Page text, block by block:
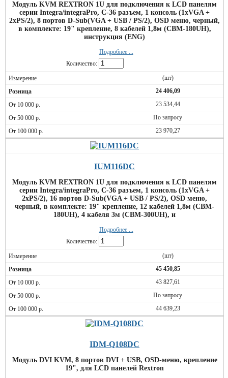
Модуль KVM REXTRON 1U для подключения к LCD панелям
серии Integra/integraPro, C-36 разъем, 1 консоль (1хVGA +
2хPS/2), 8 портов D-Sub(VGA + USB / PS/2), OSD меню, черный,
в комплекте: 19" крепление, 8 кабелей 1,8м (CBM-180UH),
инструкция (ENG)
Подробнее ...
Количество:
(шт)
24 406,09
23 534,44
По запросу
23 970,27
IUM116DC
Модуль KVM REXTRON 1U для подключения к LCD панелям
серии Integra/integraPro, C-36 разъем, 1 консоль (1хVGA +
2хPS/2), 16 портов D-Sub(VGA + USB / PS/2), OSD меню,
черный, в комплекте: 19" крепление, 12 кабелей 1,8м (CBM-
180UH), 4 кабеля 3м (CBM-300UH), и
Подробнее ...
Количество:
(шт)
45 450,85
43 827,61
По запросу
44 639,23
IDM-Q108DC
Модуль DVI KVM, 8 портов DVI + USB, OSD-меню, крепление
19", для LCD панелей Rextron